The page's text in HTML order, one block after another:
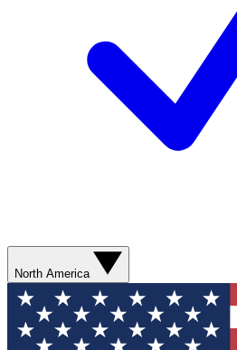
North America